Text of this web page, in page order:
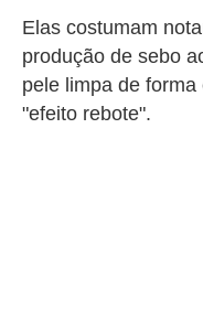
Elas costumam
produção de sebo
pele limpa de
"efeito rebote".